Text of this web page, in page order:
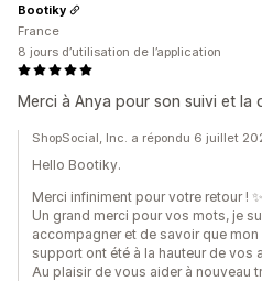
Merci à Anya pour son suivi et la
Bootiky
France
8 jours d’utilisation de l’application
ShopSocial, Inc. a répondu 6 juillet
Hello Bootiky.
Merci infiniment pour votre retour ! ✨
Un grand merci pour vos mots, je
accompagner et de savoir que
support ont été à la hauteur de vos
Au plaisir de vous aider à nouveau